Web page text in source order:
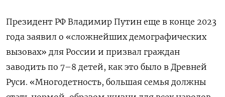
Президент РФ Владимир Путин еще в конце 2023
года заявил о «сложнейших демографических
вызовах» для России и призвал граждан
заводить по 7–8 детей, как это было в Древней
Руси. «Многодетность, большая семья должны